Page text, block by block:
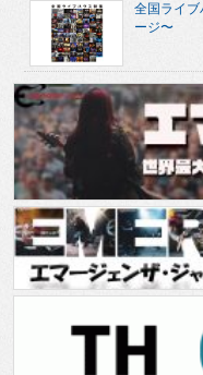
全国ライ
ージ〜